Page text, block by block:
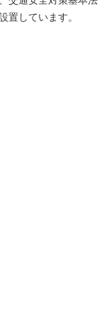
置しています。